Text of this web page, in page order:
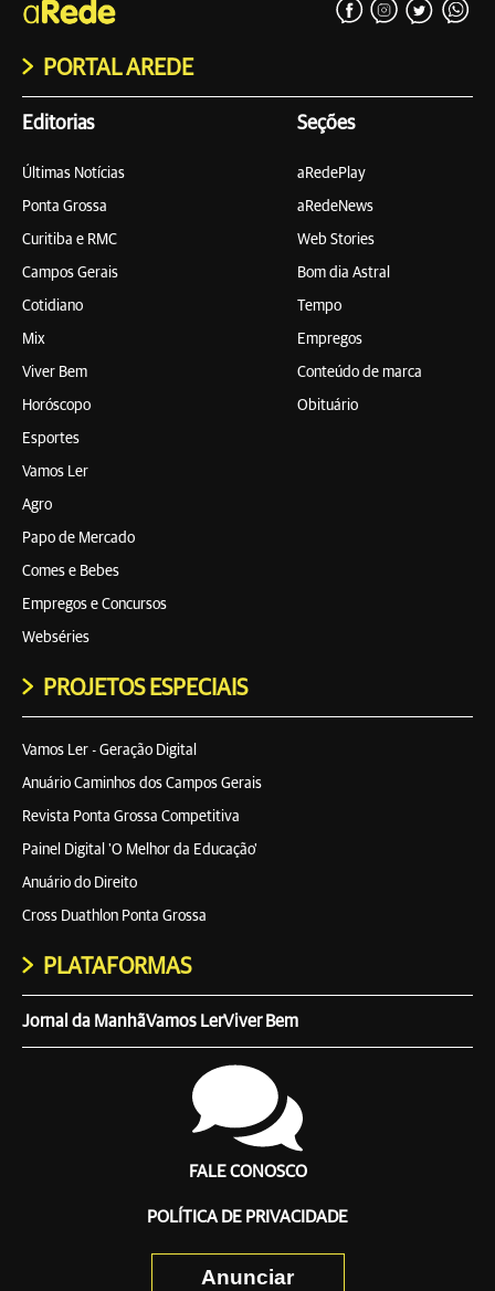
PORTAL AREDE
Editorias
Últimas Notícias
Ponta Grossa
Curitiba e RMC
Campos Gerais
Cotidiano
Mix
Viver Bem
Horóscopo
Esportes
Vamos Ler
Agro
Papo de Mercado
Comes e Bebes
Empregos e Concursos
Webséries
Seções
aRedePlay
aRedeNews
Web Stories
Bom dia Astral
Tempo
Empregos
Conteúdo de marca
Obituário
PROJETOS ESPECIAIS
Vamos Ler - Geração Digital
Anuário Caminhos dos Campos Gerais
Revista Ponta Grossa Competitiva
Painel Digital 'O Melhor da Educação'
Anuário do Direito
Cross Duathlon Ponta Grossa
PLATAFORMAS
Jornal da ManhãVamos LerViver Bem
FALE CONOSCO
POLÍTICA DE PRIVACIDADE
Anunciar